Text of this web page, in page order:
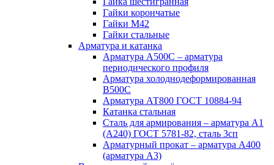
Гайки корончатые
Гайки М42
Гайки стальные
Арматура и катанка
Арматура А500С – арматура
периодического профиля
Арматура холоднодеформированная
В500С
Арматура АТ800 ГОСТ 10884-94
Катанка стальная
Сталь для армирования – арматура А1
(А240) ГОСТ 5781-82, сталь 3сп
Арматурный прокат – арматура А400
(арматура А3)